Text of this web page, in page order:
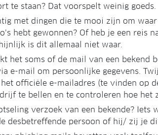
te staan? Dat voorspelt weinig goeds.
met dingen die te mooi zijn om
hebt gewonnen? Of heb je een reis
is dit allemaal niet waar.
het soms of de mail van een bekend
e-mail om persoonlijke gegevens.
officiële e-mailadres (te vinden op
te bellen en te controleren hoe het
verzoek van een bekende? Iets
desbetreffende persoon of hij/ zij je